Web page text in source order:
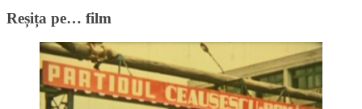
Reșița pe… film